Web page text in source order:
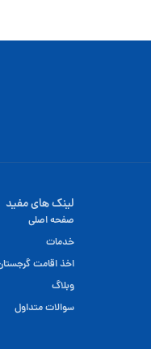
لینک های مفید
صفحه اصلی
خدمات
اخذ اقامت
وبلاگ
سوالات متداول